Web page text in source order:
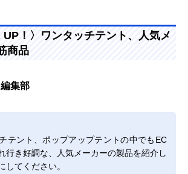
UP！〉ワンタッチテント、人気メ
商品
集部
テント、ポップアップテントの中でもEC
行き好調な、人気メーカーの製品を紹介し
してください。